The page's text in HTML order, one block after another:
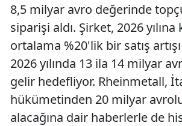
8,5 milyar avro değerinde
siparişi aldı. Şirket, 2026 yılına
ortalama %20'lik bir satış
2026 yılında 13 ila 14 milyar
gelir hedefliyor. Rheinmetall,
hükümetinden 20 milyar
alacağına dair haberlerle de